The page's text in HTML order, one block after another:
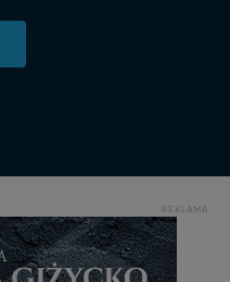
REKLAMA